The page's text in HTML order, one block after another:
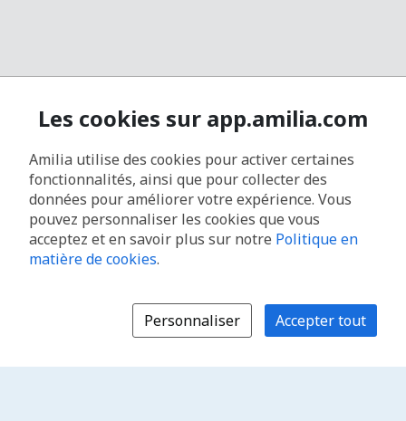
Les cookies sur app.amilia.com
Amilia utilise des cookies pour activer certaines
fonctionnalités, ainsi que pour collecter des
données pour améliorer votre expérience. Vous
pouvez personnaliser les cookies que vous
acceptez et en savoir plus sur notre Politique en
matière de cookies.
Personnaliser Accepter tout